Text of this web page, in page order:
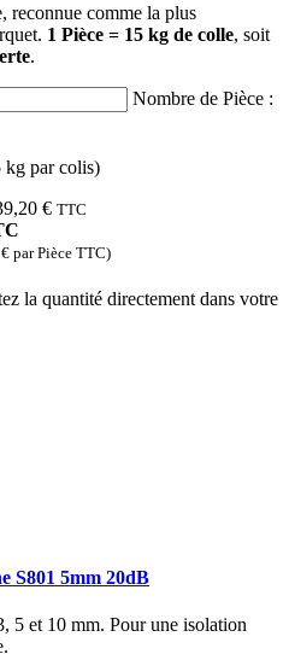
reconnue comme la plus
1 Pièce = 15 kg de colle, soit
.
Nombre de Pièce :
kg par colis)
€ TTC
par Pièce TTC)
la quantité directement dans votre
S801 5mm 20dB
5 et 10 mm. Pour une isolation